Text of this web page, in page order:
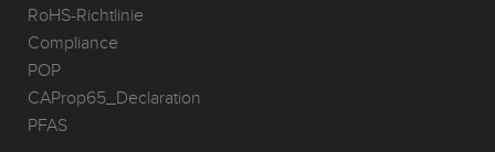
RoHS-Richtlinie
Compliance
POP
CAProp65_Declaration
PFAS